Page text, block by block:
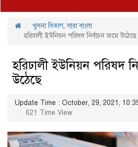
খুলনা বিভাগ,সারা বাংলা
হরিঢালী ইউনিয়ন পরিষদ নির্বাচন জমে উঠেছে
হরিঢালী ইউনিয়ন পরিষদ
উঠেছে
Update Time : October, 29, 2021,
621 Time View